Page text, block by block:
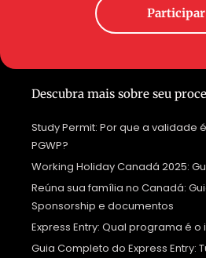
Participar
Descubra mais sobre seu
Study Permit: Por que a validade
PGWP?
Working Holiday Canadá 2025:
Reúna sua família no Canadá:
Sponsorship e documentos
Express Entry: Qual programa é
Guia Completo do Express Entry: